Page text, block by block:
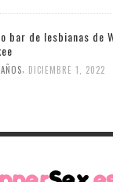
bar de lesbianas de
, DICIEMBRE 1, 2022